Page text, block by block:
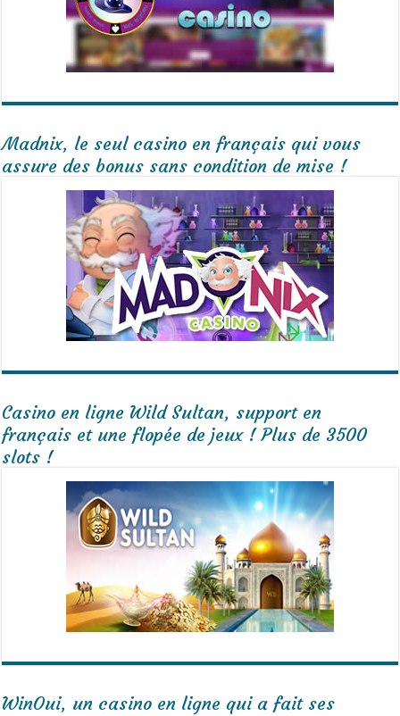
Madnix, le seul casino en français qui vous
assure des bonus sans condition de mise !
Casino en ligne Wild Sultan, support en
français et une flopée de jeux ! Plus de 3500
slots !
WinOui, un casino en ligne qui a fait ses